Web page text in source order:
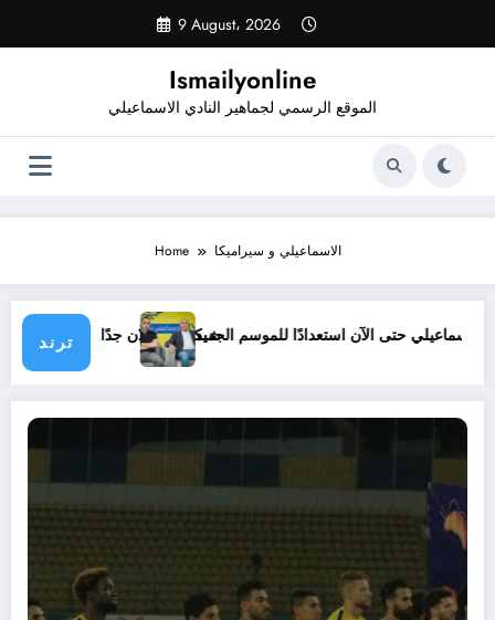
content
9 August، 2026
Ismailyonline
الموقع الرسمي لجماهير النادي الاسماعيلي
Home الاسماعيلي و سيراميكا
ترند
قائمة الإسماعيلي حتى الآن استعدادًا للموسم الجديد